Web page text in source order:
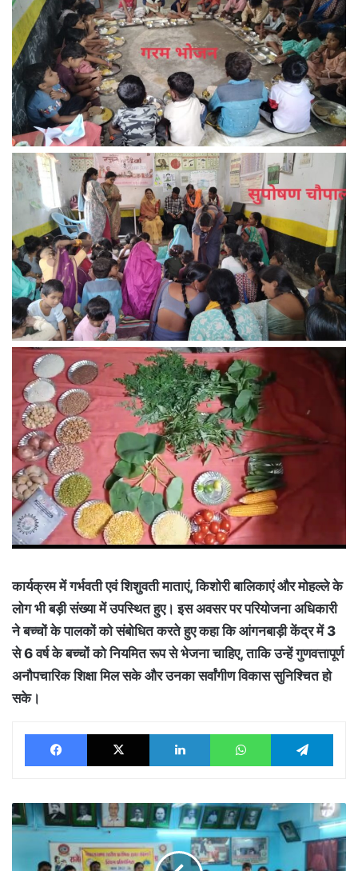
कार्यक्रम में गर्भवती एवं शिशुवती माताएं, किशोरी बालिकाएं और मोहल्ले के
लोग भी बड़ी संख्या में उपस्थित हुए। इस अवसर पर परियोजना अधिकारी
ने बच्चों के पालकों को संबोधित करते हुए कहा कि आंगनबाड़ी केंद्र में 3
से 6 वर्ष के बच्चों को नियमित रूप से भेजना चाहिए, ताकि उन्हें गुणवत्तापूर्ण
अनौपचारिक शिक्षा मिल सके और उनका सर्वांगीण विकास सुनिश्चित हो
सके।
Facebook X LinkedIn WhatsApp
राष्ट्रीय
आविष्कार